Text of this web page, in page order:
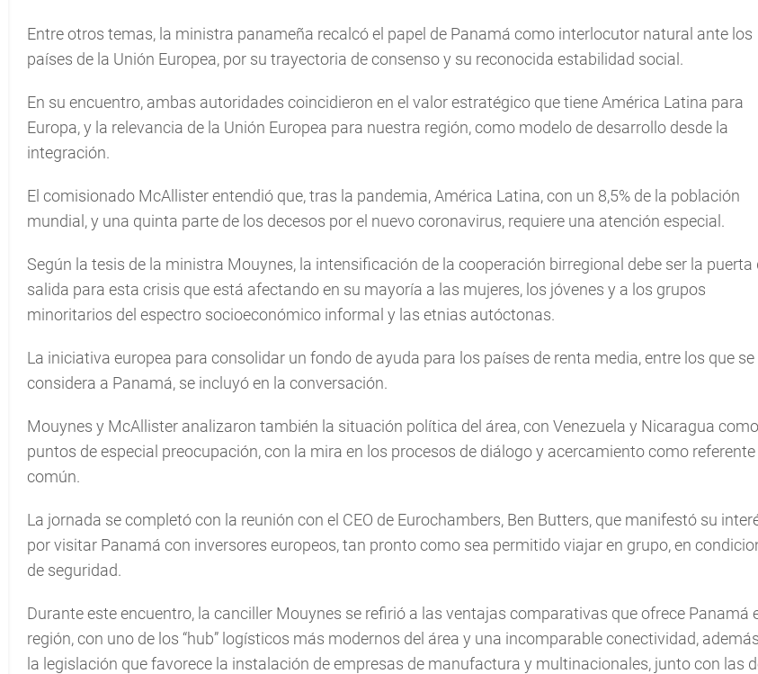
Entre otros temas, la ministra panameña recalcó el papel de Panamá como interlocutor natural ante los
países de la Unión Europea, por su trayectoria de consenso y su reconocida estabilidad social.
En su encuentro, ambas autoridades coincidieron en el valor estratégico que tiene América Latina para
Europa, y la relevancia de la Unión Europea para nuestra región, como modelo de desarrollo desde la
integración.
El comisionado McAllister entendió que, tras la pandemia, América Latina, con un 8,5% de la población
mundial, y una quinta parte de los decesos por el nuevo coronavirus, requiere una atención especial.
Según la tesis de la ministra Mouynes, la intensificación de la cooperación birregional debe ser la puerta
salida para esta crisis que está afectando en su mayoría a las mujeres, los jóvenes y a los grupos
minoritarios del espectro socioeconómico informal y las etnias autóctonas.
La iniciativa europea para consolidar un fondo de ayuda para los países de renta media, entre los que se
considera a Panamá, se incluyó en la conversación.
Mouynes y McAllister analizaron también la situación política del área, con Venezuela y Nicaragua como
puntos de especial preocupación, con la mira en los procesos de diálogo y acercamiento como referente
común.
La jornada se completó con la reunión con el CEO de Eurochambers, Ben Butters, que manifestó su
por visitar Panamá con inversores europeos, tan pronto como sea permitido viajar en grupo, en
de seguridad.
Durante este encuentro, la canciller Mouynes se refirió a las ventajas comparativas que ofrece Panamá
región, con uno de los “hub” logísticos más modernos del área y una incomparable conectividad,
la legislación que favorece la instalación de empresas de manufactura y multinacionales, junto con las